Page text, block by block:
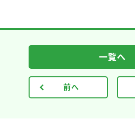
前へ
一覧へ